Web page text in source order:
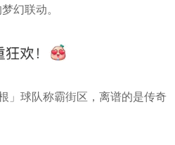
幻联动。
」球队称霸街区，离谱的是传奇